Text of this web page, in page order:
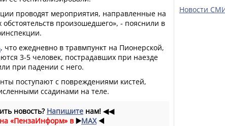
проводят мероприятия, направленные на
обстоятельств произошедшего», - пояснили в
, что ежедневно в травмпункт на Пионерской,
3-5 человек, пострадавших при наезде
при падении с него.
поступают с повреждениями кистей,
ссадинами на теле.
новость? Напишите нам! ◀◀
«ПензаИнформ» в ▶️MAX ◀️
Новости